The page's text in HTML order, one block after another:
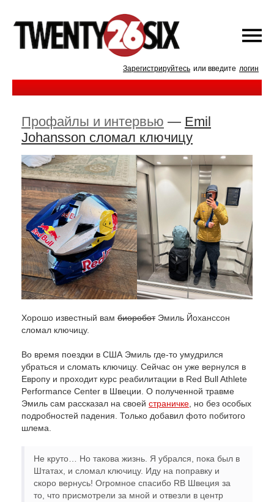
Зарегистрируйтесь или введите логин
Профайлы и интервью — Emil
Johansson сломал ключицу
Хорошо известный вам биороботЭмиль Йоханссон
сломал ключицу.
Во время поездки в США Эмиль где-то умудрился
убраться и сломать ключицу. Сейчас он уже вернулся в
Европу и проходит курс реабилитации в Red Bull Athlete
Performance Center в Швеции. О полученной травме
Эмиль сам рассказал на своей страничке, но без особых
подробностей падения. Только добавил фото побитого
шлема.
Не круто… Но такова жизнь. Я убрался, пока был в
Штатах, и сломал ключицу. Иду на поправку и
скоро вернусь! Огромное спасибо RB Швеция за
то, что присмотрели за мной и отвезли в центр